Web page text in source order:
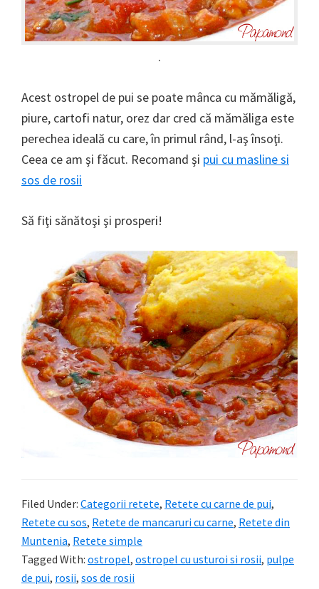
.
Acest ostropel de pui se poate mânca cu mămăligă,
piure, cartofi natur, orez dar cred că mămăliga este
perechea ideală cu care, în primul rând, l-aş însoţi.
Ceea ce am şi făcut. Recomand şi pui cu masline si
sos de rosii
Să fiţi sănătoşi şi prosperi!
Filed Under: Categorii retete, Retete cu carne de pui,
Retete cu sos, Retete de mancaruri cu carne, Retete din
Muntenia, Retete simple
Tagged With: ostropel, ostropel cu usturoi si rosii, pulpe
de pui, rosii, sos de rosii